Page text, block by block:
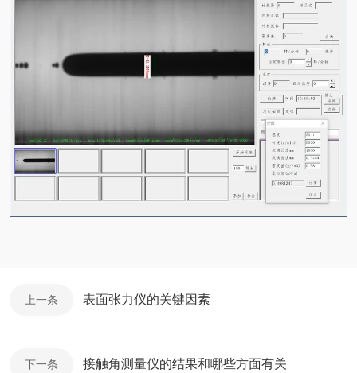
上一条 表面张力仪的关键因素
下一条 接触角测量仪的结果和哪些方面有关